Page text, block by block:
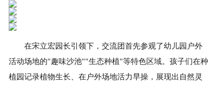
在宋立宏园长引领下，交流团首先参观了幼儿园户外
活动场地的"趣味沙池""生态种植"等特色区域。孩子们在种
植园记录植物生长、在户外场地活力早操，展现出自然灵